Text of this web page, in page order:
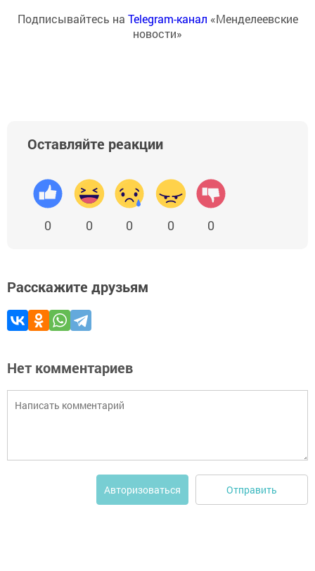
Подписывайтесь на Telegram-канал «Менделеевские
новости»
Оставляйте реакции
0 0 0 0 0
Расскажите друзьям
Нет комментариев
Авторизоваться Отправить